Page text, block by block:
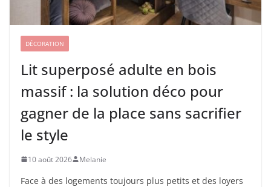
DÉCORATION
Lit superposé adulte en bois
massif : la solution déco pour
gagner de la place sans sacrifier
le style
10 août 2026 Melanie
Face à des logements toujours plus petits et des loyers